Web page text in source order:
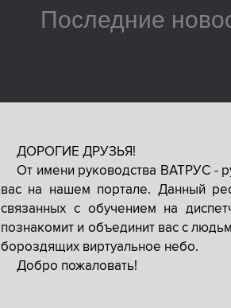
Последние
ДОРОГИЕ ДРУЗЬЯ!
От имени руководства ВАТРУС -
вас на нашем портале. Данный
связанных с обучением на
познакомит и объединит вас с
бороздящих виртуальное небо.
Добро пожаловать!